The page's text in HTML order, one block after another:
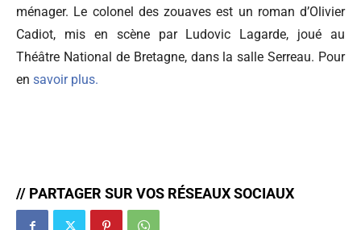
ménager. Le colonel des zouaves est un roman d’Olivier
Cadiot, mis en scène par Ludovic Lagarde, joué au
Théâtre National de Bretagne, dans la salle Serreau. Pour
en savoir plus.
// PARTAGER SUR VOS RÉSEAUX SOCIAUX